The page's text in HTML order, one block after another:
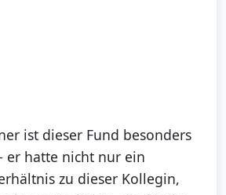
ist dieser Fund besonders
er hatte nicht nur ein
zu dieser Kollegin,